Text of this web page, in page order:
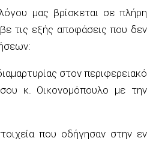
μας βρίσκεται σε πλήρη
τις εξής αποφάσεις που δεν
στον περιφερειακό
κ. Οικονομόπουλο με την
που οδήγησαν στην εν